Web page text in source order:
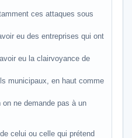
ces attaques sous
eu des entreprises qui ont
eu la clairvoyance de
municipaux, en haut comme
ne demande pas à un
celui ou celle qui prétend